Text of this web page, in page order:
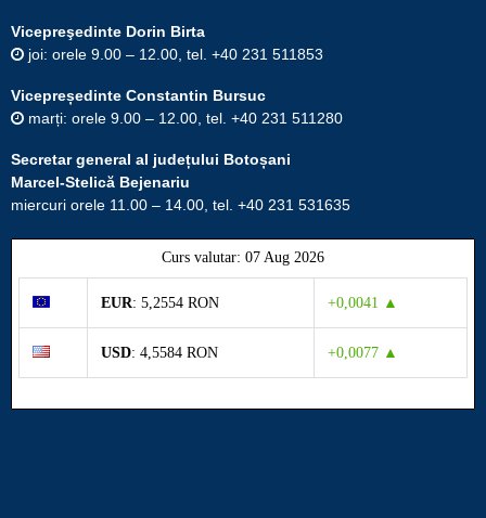
Vicepreşedinte Dorin Birta
joi: orele 9.00 – 12.00, tel. +40 231 511853
Vicepreședinte Constantin Bursuc
marți: orele 9.00 – 12.00, tel. +40 231 511280
Secretar general al județului Botoșani
Marcel-Stelică Bejenariu
miercuri orele 11.00 – 14.00, tel. +40 231 531635
Curs valutar: 07 Aug 2026
EUR: 5,2554 RON +0,0041 ▲
USD: 4,5584 RON +0,0077 ▲